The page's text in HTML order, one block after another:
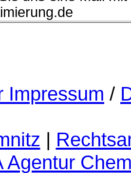
Impressum /
|
Agentur